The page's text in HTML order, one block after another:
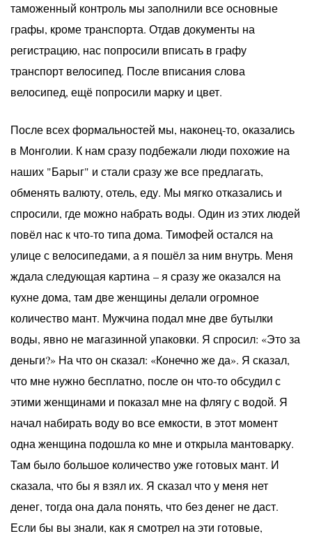
таможенный контроль мы заполнили все основные
графы, кроме транспорта. Отдав документы на
регистрацию, нас попросили вписать в графу
транспорт велосипед. После вписания слова
велосипед, ещё попросили марку и цвет.
После всех формальностей мы, наконец-то, оказались
в Монголии. К нам сразу подбежали люди похожие на
наших "Барыг" и стали сразу же все предлагать,
обменять валюту, отель, еду. Мы мягко отказались и
спросили, где можно набрать воды. Один из этих людей
повёл нас к что-то типа дома. Тимофей остался на
улице с велосипедами, а я пошёл за ним внутрь. Меня
ждала следующая картина – я сразу же оказался на
кухне дома, там две женщины делали огромное
количество мант. Мужчина подал мне две бутылки
воды, явно не магазинной упаковки. Я спросил: «Это за
деньги?» На что он сказал: «Конечно же да». Я сказал,
что мне нужно бесплатно, после он что-то обсудил с
этими женщинами и показал мне на флягу с водой. Я
начал набирать воду во все емкости, в этот момент
одна женщина подошла ко мне и открыла мантоварку.
Там было большое количество уже готовых мант. И
сказала, что бы я взял их. Я сказал что у меня нет
денег, тогда она дала понять, что без денег не даст.
Если бы вы знали, как я смотрел на эти готовые,